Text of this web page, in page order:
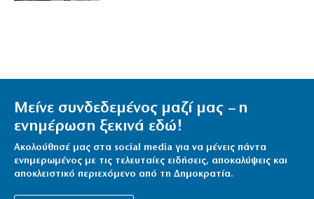
Μείνε συνδεδεμένος μαζί μας – η
ενημέρωση ξεκινά εδώ!
Ακολούθησέ μας στα social media για να μένεις πάντα
ενημερωμένος με τις τελευταίες ειδήσεις, αποκαλύψεις και
αποκλειστικό περιεχόμενο από τη Δημοκρατία.